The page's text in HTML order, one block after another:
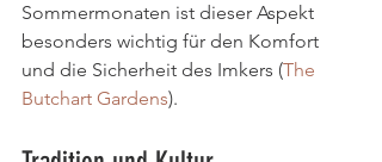
Sommermonaten ist dieser Aspekt
besonders wichtig für den Komfort
und die Sicherheit des Imkers​ (The
Butchart Gardens)​.